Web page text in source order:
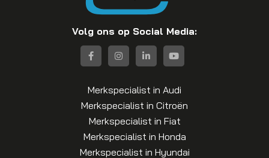
Volg ons op Social Media:
Merkspecialist in Audi
Merkspecialist in Citroën
Merkspecialist in Fiat
Merkspecialist in Honda
Merkspecialist in Hyundai